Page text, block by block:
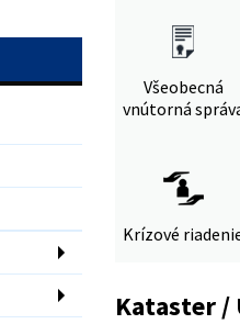
Všeobecná
vnútorná
Krízové
Kataster /